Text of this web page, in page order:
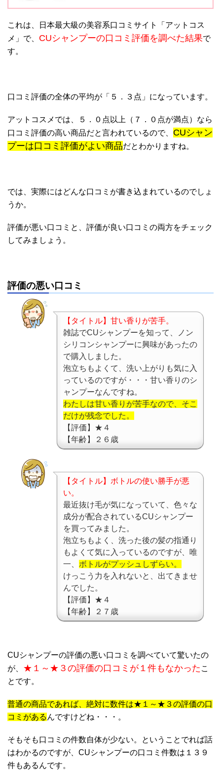
これは、日本最大級の美容系口コミサイト「アットコス
メ」で、 CUシャンプーの口コミ評価を調べた結果で
す。
口コミ評価の全体の平均が「５．３点」になっています。
アットコスメでは、５．０点以上（７．０点が満点）なら
口コミ評価の高い商品だと言われているので、 CUシャン
プーは口コミ評価がよい商品だとわかりますね。
では、実際にはどんな口コミが書き込まれているのでしょ
うか。
評価が悪い口コミと、評価が良い口コミの両方をチェック
してみましょう。
評価の悪い口コミ
【タイトル】甘い香りが苦手。
雑誌でCUシャンプーを知って、ノン
シリコンシャンプーに興味があったの
で購入しました。
泡立ちもよくて、洗い上がりも気に入
っているのですが・・・甘い香りのシ
ャンプーなんですね。
わたしは甘い香りが苦手なので、そこ
だけが残念でした。
【評価】★４
【年齢】２６歳
【タイトル】ボトルの使い勝手が悪
い。
最近抜け毛が気になっていて、色々な
成分が配合されているCUシャンプー
を買ってみました。
泡立ちもよく、洗った後の髪の指通り
もよくて気に入っているのですが、唯
一、 ボトルがプッシュしずらい。
けっこう力を入れないと、出てきませ
んでした。
【評価】★４
【年齢】２７歳
CUシャンプーの評価の悪い口コミを調べていて驚いたの
が、 ★１～★３の評価の口コミが１件もなかった こ
とです。
普通の商品であれば、絶対に数件は★１～★３の評価の口
コミがある んですけどね・・・。
そもそも口コミの件数自体が少ない。ということでれば話
はわかるのですが、CUシャンプーの口コミ件数は１３９
件もあるんです。